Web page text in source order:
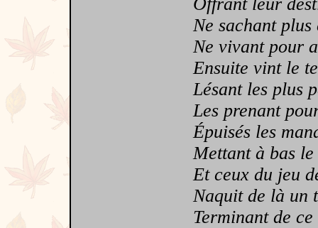
Ne sachant plus
Ne vivant pour
Ensuite vint le
Lésant les plus
Les prenant pour
Épuisés les
Mettant à bas le
Et ceux du jeu
Naquit de là un
Terminant de ce